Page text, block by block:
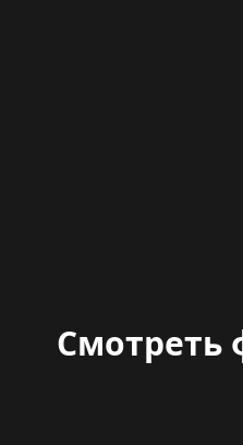
Смотреть